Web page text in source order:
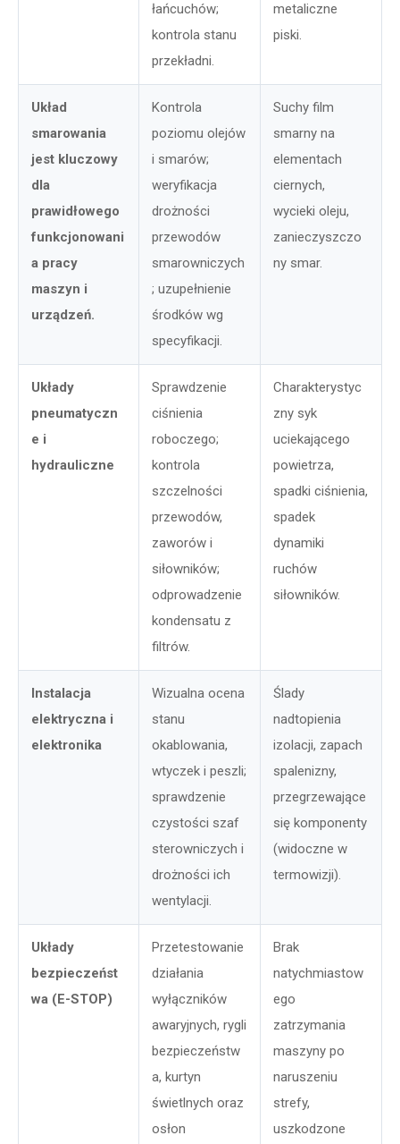
łańcuchów;
kontrola stanu
przekładni.
metaliczne
piski.
Układ
smarowania
jest kluczowy
dla
prawidłowego
funkcjonowani
a pracy
maszyn i
urządzeń.
Kontrola
poziomu olejów
i smarów;
weryfikacja
drożności
przewodów
smarowniczych
; uzupełnienie
środków wg
specyfikacji.
Suchy film
smarny na
elementach
ciernych,
wycieki oleju,
zanieczyszczo
ny smar.
Układy
pneumatyczn
e i
hydrauliczne
Sprawdzenie
ciśnienia
roboczego;
kontrola
szczelności
przewodów,
zaworów i
siłowników;
odprowadzenie
kondensatu z
filtrów.
Charakterystyc
zny syk
uciekającego
powietrza,
spadki ciśnienia,
spadek
dynamiki
ruchów
siłowników.
Instalacja
elektryczna i
elektronika
Wizualna ocena
stanu
okablowania,
wtyczek i peszli;
sprawdzenie
czystości szaf
sterowniczych i
drożności ich
wentylacji.
Ślady
nadtopienia
izolacji, zapach
spalenizny,
przegrzewające
się komponenty
(widoczne w
termowizji).
Układy
bezpieczeńst
wa (E-STOP)
Przetestowanie
działania
wyłączników
awaryjnych, rygli
bezpieczeństw
a, kurtyn
świetlnych oraz
osłon
Brak
natychmiastow
ego
zatrzymania
maszyny po
naruszeniu
strefy,
uszkodzone